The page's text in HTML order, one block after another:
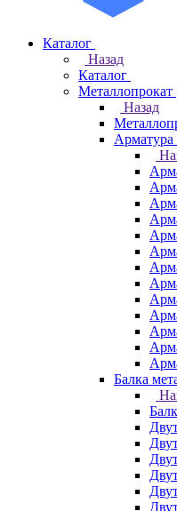
Каталог
Назад
Каталог
Металлопрокат
Назад
Арматура
Балка